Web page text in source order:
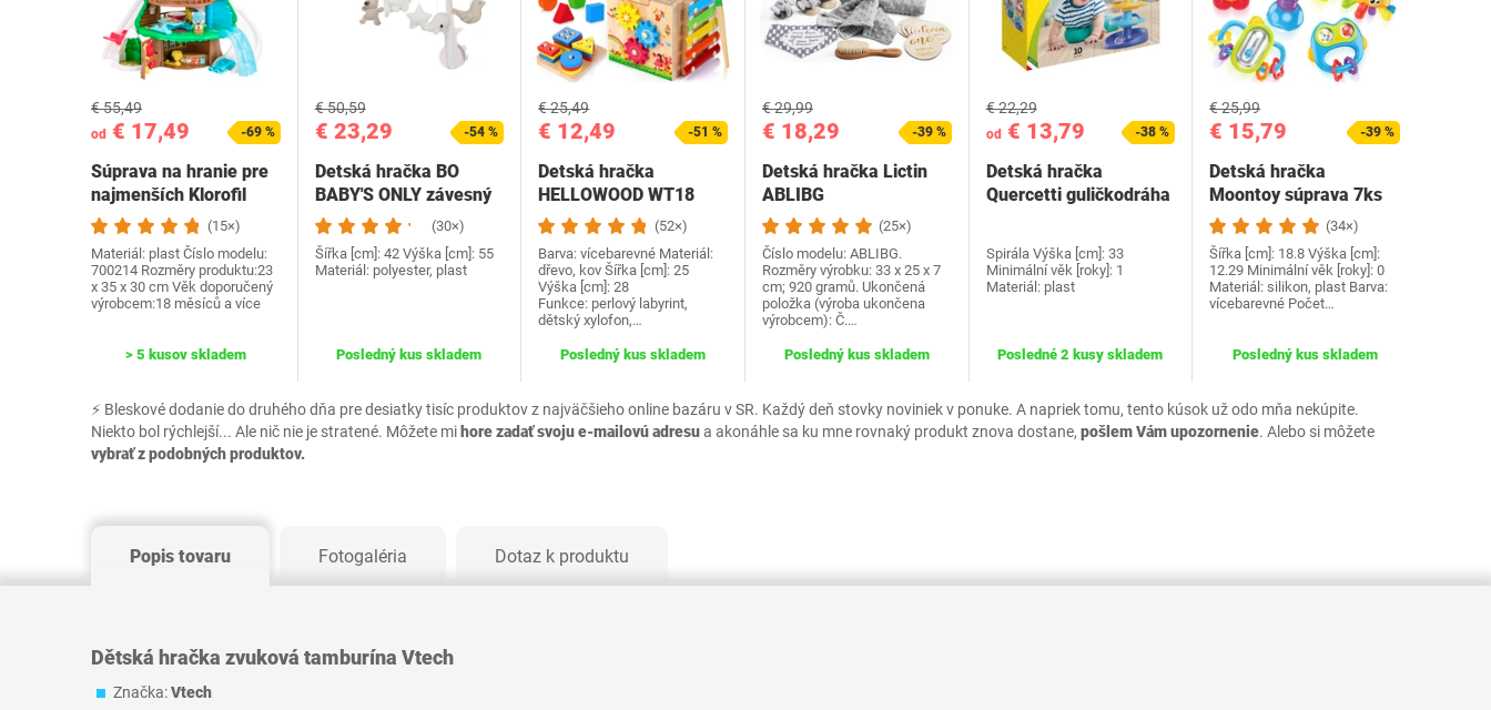
⚡ Bleskové dodanie do druhého dňa pre desiatky tisíc produktov z najväčšieho online bazáru v SR. Každý deň stovky noviniek v ponuke. A napriek tomu, tento kúsok už odo mňa nekúpite.
Niekto bol rýchlejší... Ale nič nie je stratené. Môžete mihore zadať svoju e-mailovú adresua akonáhle sa ku mne rovnaký produkt znova dostane, pošlem Vám upozornenie. Alebo si môžete
vybrať z podobných produktov.
od € 17,49
€ 55,49
-69 %
Súprava na hranie pre
najmenších Klorofil
700214
(15×)
Materiál: plast Číslo modelu:
‎700214 Rozměry produktu:‎23
x 35 x 30 cm Věk doporučený
výrobcem‎:18 měsíců a více
> 5 kusov skladem
€ 23,29
€ 50,59
-54 %
Detská hračka BO
BABY'S ONLY závesný
kolotoč
(30×)
Šířka [cm]: 42 Výška [cm]: 55
Materiál: polyester, plast
Posledný kus skladem
€ 12,49
€ 25,49
-51 %
Detská hračka
HELLOWOOD WT18
(52×)
Barva: vícebarevné Materiál:
dřevo, kov Šířka [cm]: 25
Výška [cm]: 28
Funkce: perlový labyrint,
dětský xylofon,…
Posledný kus skladem
€ 18,29
€ 29,99
-39 %
Detská hračka Lictin
ABLIBG
(25×)
Číslo modelu: ‎ABLIBG.
Rozměry výrobku: ‎33 x 25 x 7
cm; 920 gramů. Ukončená
položka (výroba ukončena
výrobcem): ‎Č.…
Posledný kus skladem
od€ 13,79
€ 22,29
-38 %
Detská hračka
Quercetti guličkodráha
Spirála Výška [cm]: 33
Minimální věk [roky]: 1
Materiál: plast
Posledné 2 kusy skladem
€ 15,79
€ 25,99
-39 %
Detská hračka
Moontoy súprava 7ks
(34×)
Šířka [cm]: 18.8 Výška [cm]:
12.29 Minimální věk [roky]: 0
Materiál: silikon, plast Barva:
vícebarevné Počet…
Posledný kus skladem
Popis tovaru Fotogaléria Dotaz k produktu
Dětská hračka zvuková tamburína Vtech
Značka:Vtech